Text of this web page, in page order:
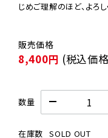
じめご理解のほど、よろ
8,400円 (税込価格
数量
在庫数 SOLD OUT